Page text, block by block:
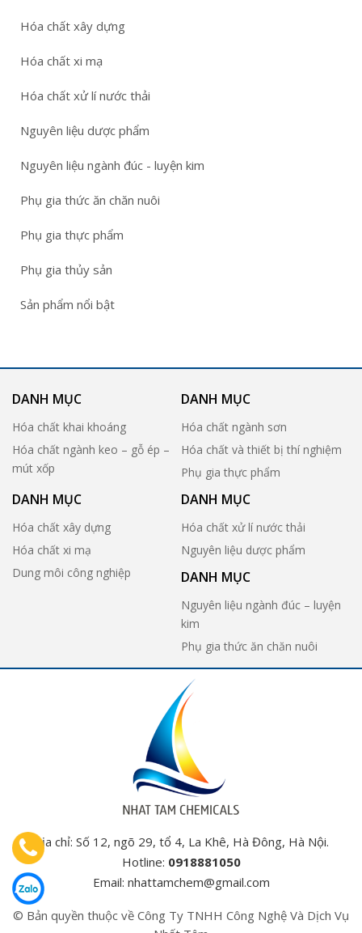
Hóa chất xây dựng
Hóa chất xi mạ
Hóa chất xử lí nước thải
Nguyên liệu dược phẩm
Nguyên liệu ngành đúc - luyện kim
Phụ gia thức ăn chăn nuôi
Phụ gia thực phẩm
Phụ gia thủy sản
Sản phẩm nổi bật
DANH MỤC
Hóa chất khai khoáng
Hóa chất ngành keo – gỗ ép –
mút xốp
DANH MỤC
Hóa chất ngành sơn
Hóa chất và thiết bị thí nghiệm
Phụ gia thực phẩm
DANH MỤC
Hóa chất xây dựng
Hóa chất xi mạ
Dung môi công nghiệp
DANH MỤC
Hóa chất xử lí nước thải
Nguyên liệu dược phẩm
DANH MỤC
Nguyên liệu ngành đúc – luyện
kim
Phụ gia thức ăn chăn nuôi
Địa chỉ: Số 12, ngõ 29, tổ 4, La Khê, Hà Đông, Hà Nội.
Hotline: 0918881050
Email: nhattamchem@gmail.com
© Bản quyền thuộc về Công Ty TNHH Công Nghệ Và Dịch Vụ